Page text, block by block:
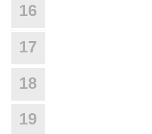
16
17
18
19